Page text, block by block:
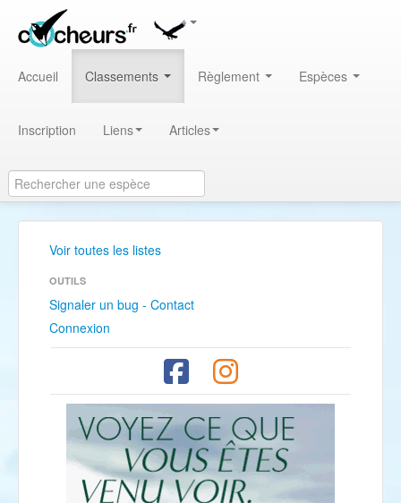
Accueil Classements Règlement Espèces
Inscription Liens Articles
Voir toutes les listes
OUTILS
Signaler un bug - Contact
Connexion